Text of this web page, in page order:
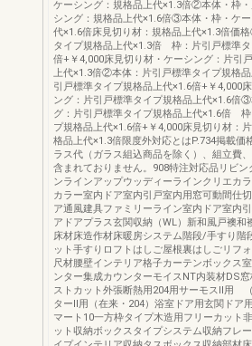
ケーシング：規格品上代×1.3倍②本体・枠
シング：規格品上代×1.6倍③本体・枠・ケ
代×1.6倍床見切り材：規格品上代×1.3倍価
タイプ規格品上代×1.3倍 枠：片引戸標準
倍+￥4,000床見切り材・ケーシング：片引
上代×1.3倍②本体：片引戸標準タイプ規格
引戸標準タイプ規格品上代×1.6倍+￥4,000
ング：片引戸標準タイプ規格品上代×1.6倍
グ：片引戸標準タイプ規格品上代×1.6倍 枠
プ規格品上代×1.6倍+￥4,000床見切り材：
格品上代×1.3倍限度外対応とはP.734掲載価
ラス代（ガラス組込商品を除く）、組立費
含まれておりません。908特注対応品リビン
ンラインアップウッディーラインクリエカ
カラー室内ドア室内引戸室内用窓可動間仕
ア通風建具ファミリーライン室内ドア室内
アドアプラス玄関収納（WL）新和風戸襖和
床材床造作材床暖房システム階段/手すり階
ット手すりロフトはしご屋根裏はしごリフ
尺材腰壁インテリア格子カーテンボックス
ンター集成カウンターモイスNT内装材DS
ストカット外張断熱用204用サーモスⅡ用
ターⅡ用（在来・204）浴室ドア用玄関ドア
マート10一方枠タイプ木造用フリーカット
ット収納ボックスタイプシステム収納フレ